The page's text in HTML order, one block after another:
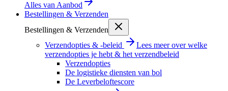
Alles van Aanbod
Bestellingen & Verzenden
Bestellingen & Verzenden
Verzendopties & -beleid
Lees meer over welke
verzendopties je hebt & het verzendbeleid
Verzendopties
De logistieke diensten van bol
De Leverbeloftescore